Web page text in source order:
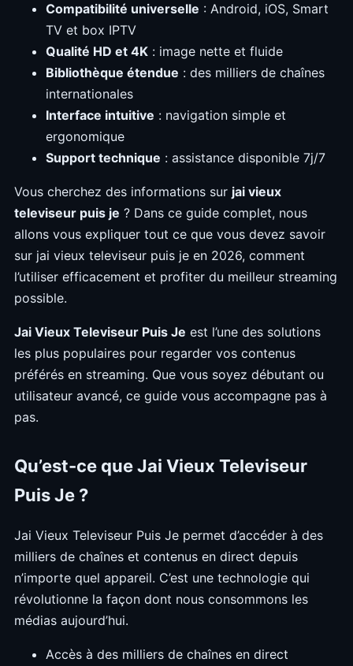
Compatibilité universelle : Android, iOS, Smart
TV et box IPTV
Qualité HD et 4K : image nette et fluide
Bibliothèque étendue : des milliers de chaînes
internationales
Interface intuitive : navigation simple et
ergonomique
Support technique : assistance disponible 7j/7
Vous cherchez des informations sur jai vieux
televiseur puis je ? Dans ce guide complet, nous
allons vous expliquer tout ce que vous devez savoir
sur jai vieux televiseur puis je en 2026, comment
l’utiliser efficacement et profiter du meilleur streaming
possible.
Jai Vieux Televiseur Puis Je est l’une des solutions
les plus populaires pour regarder vos contenus
préférés en streaming. Que vous soyez débutant ou
utilisateur avancé, ce guide vous accompagne pas à
pas.
Qu’est-ce que Jai Vieux Televiseur
Puis Je ?
Jai Vieux Televiseur Puis Je permet d’accéder à des
milliers de chaînes et contenus en direct depuis
n’importe quel appareil. C’est une technologie qui
révolutionne la façon dont nous consommons les
médias aujourd’hui.
Accès à des milliers de chaînes en direct